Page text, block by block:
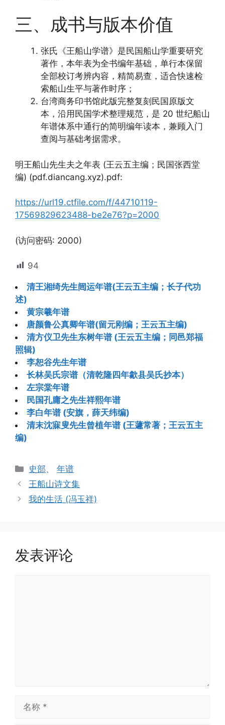
三、成书与版本价值
张氏《王船山学谱》是民国船山学重要研究
著作，本年表为全书编年基础，单行本保留
全部校订考辨内容，精简易查，适合快速检
索船山生平与著作时序；
台湾商务印书馆此版完整复刻民国原版文
本，沿用民国学术整理规范，是 20 世纪船山
年谱体系中通行的简明编年读本，兼顾入门
查阅与基础考据需求。
明王船山先生夫之年表 (王云五主编；民国张西堂
编) (pdf.diancang.xyz).pdf:
https://url19.ctfile.com/f/44710119-
17569829623488-be2e76?p=2000
(访问密码: 2000)
94
清王湘绮先生闿运年谱(王云五主编；长子代功
述)
黄宗羲年谱
唐颜鲁公真卿年谱(留元刚编；王云五主编)
清方仪卫先生东树年谱 (王云五主编；同邑郑福
照辑)
李恕谷先生年谱
长林吴氏宗谱（清乾隆四年歙县吴氏抄本）
左宗棠年谱
民国孔庸之先生祥熙年谱
李白年谱 (安旗，薛天纬编)
清末沈寐叟先生曾植年谱 (王蘧常著；王云五主
编)
分
类
史部、年谱
王船山诗文集
我的生活 (冯玉祥)
发表评论